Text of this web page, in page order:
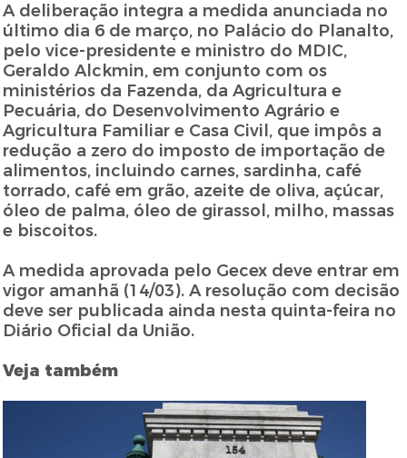
A deliberação integra a medida anunciada no
último dia 6 de março, no Palácio do Planalto,
pelo vice-presidente e ministro do MDIC,
Geraldo Alckmin, em conjunto com os
ministérios da Fazenda, da Agricultura e
Pecuária, do Desenvolvimento Agrário e
Agricultura Familiar e Casa Civil, que impôs a
redução a zero do imposto de importação de
alimentos, incluindo carnes, sardinha, café
torrado, café em grão, azeite de oliva, açúcar,
óleo de palma, óleo de girassol, milho, massas
e biscoitos.
A medida aprovada pelo Gecex deve entrar em
vigor amanhã (14/03). A resolução com decisão
deve ser publicada ainda nesta quinta-feira no
Diário Oficial da União.
Veja também